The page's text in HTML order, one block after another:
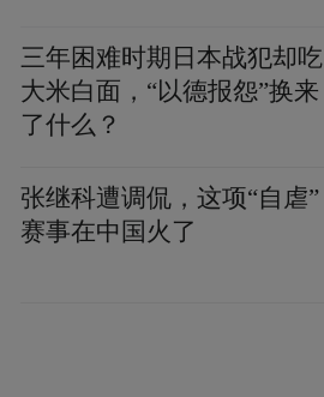
三年困难时期日本战犯却吃
大米白面，“以德报怨”换来
了什么？
张继科遭调侃，这项“自虐”
赛事在中国火了